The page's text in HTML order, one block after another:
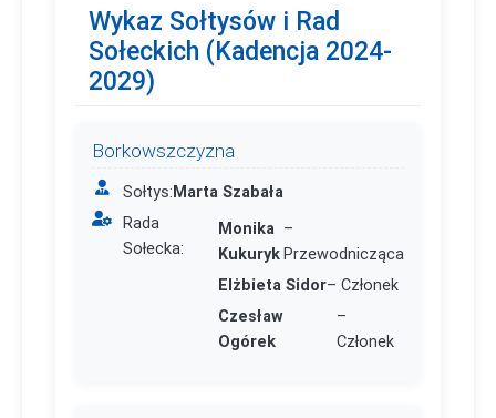
Wykaz Sołtysów i Rad
Sołeckich (Kadencja 2024-
2029)
Borkowszczyzna
Sołtys:Marta Szabała
Rada
Sołecka:
Monika
Kukuryk
–
Przewodnicząca
Elżbieta Sidor– Członek
Czesław
Ogórek
–
Członek